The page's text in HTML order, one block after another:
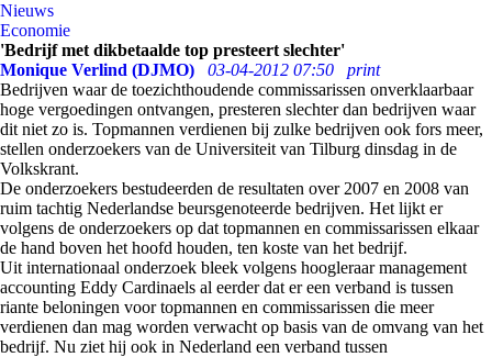
Nieuws
Economie
'Bedrijf met dikbetaalde top presteert slechter'
Monique Verlind (DJMO)
03-04-2012 07:50
print
Bedrijven waar de toezichthoudende commissarissen onverklaarbaar
hoge vergoedingen ontvangen, presteren slechter dan bedrijven waar
dit niet zo is. Topmannen verdienen bij zulke bedrijven ook fors meer,
stellen onderzoekers van de Universiteit van Tilburg dinsdag in de
Volkskrant.
De onderzoekers bestudeerden de resultaten over 2007 en 2008 van
ruim tachtig Nederlandse beursgenoteerde bedrijven. Het lijkt er
volgens de onderzoekers op dat topmannen en commissarissen elkaar
de hand boven het hoofd houden, ten koste van het bedrijf.
Uit internationaal onderzoek bleek volgens hoogleraar management
accounting Eddy Cardinaels al eerder dat er een verband is tussen
riante beloningen voor topmannen en commissarissen die meer
verdienen dan mag worden verwacht op basis van de omvang van het
bedrijf. Nu ziet hij ook in Nederland een verband tussen